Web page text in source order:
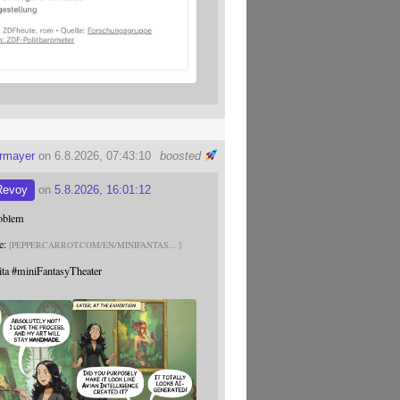
boosted
on 6.8.2026, 07:43:10
on5.8.2026, 16:01:12
PEPPERCARROT.COM/EN/MINIFANTAS
#miniFantasyTheater